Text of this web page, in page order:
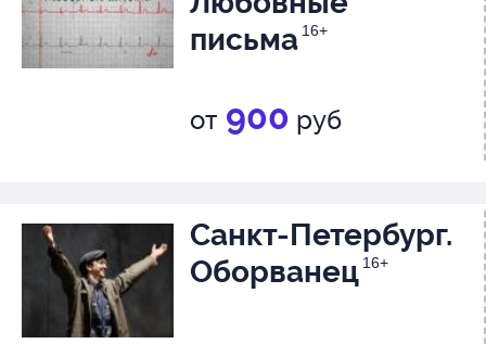
письма 16+
от 900 руб
Санкт-Петербург.
Оборванец 16+